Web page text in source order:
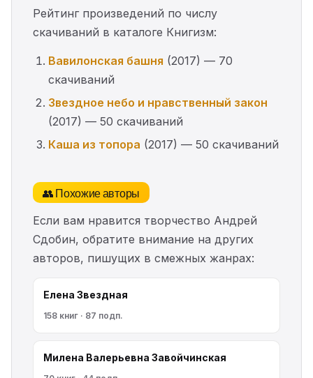
Рейтинг произведений по числу
скачиваний в каталоге Книгизм:
Вавилонская башня (2017) — 70
скачиваний
Звездное небо и нравственный закон
(2017) — 50 скачиваний
Каша из топора (2017) — 50 скачиваний
👥 Похожие авторы
Если вам нравится творчество Андрей
Сдобин, обратите внимание на других
авторов, пишущих в смежных жанрах:
Елена Звездная
158 книг · 87 подп.
Милена Валерьевна Завойчинская